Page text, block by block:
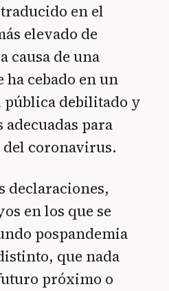
en el
elevado de
causa de una
ha cebado en un
pública debilitado y
para
coronavirus.
declaraciones,
en los que se
pospandemia
que nada
próximo o